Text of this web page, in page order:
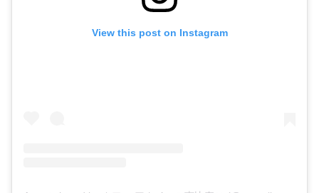
View this post on Instagram